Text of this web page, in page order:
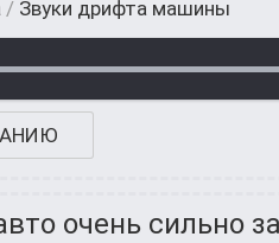
/ Звуки дрифта машины
очень сильно